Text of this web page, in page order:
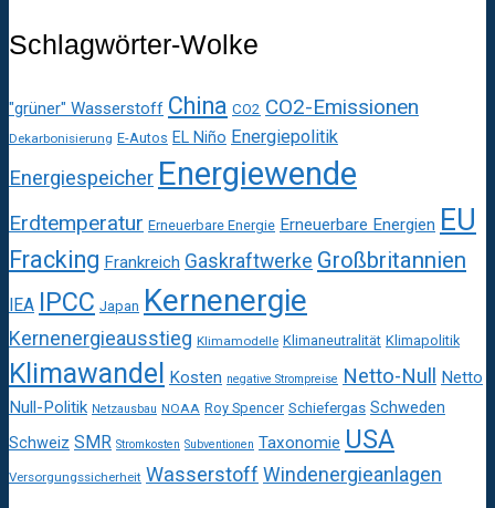
Schlagwörter-Wolke
"grüner" Wasserstoff China CO2 CO2-Emissionen
Dekarbonisierung E-Autos EL Niño Energiepolitik
Energiespeicher Energiewende
Erdtemperatur Erneuerbare Energie Erneuerbare Energien EU
Fracking Frankreich Gaskraftwerke Großbritannien
IEA IPCC Japan Kernenergie
Kernenergieausstieg Klimamodelle Klimaneutralität Klimapolitik
Klimawandel Kosten negative Strompreise Netto-Null Netto
Null-Politik Netzausbau NOAA Roy Spencer Schiefergas Schweden
Schweiz SMR Stromkosten Subventionen Taxonomie USA
Versorgungssicherheit Wasserstoff Windenergieanlagen